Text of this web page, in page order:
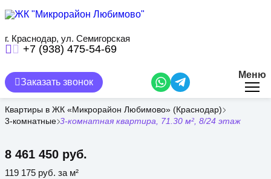
содержанию
г. Краснодар, ул. Семигорская
+7 (938) 475-54-69
Заказать звонок
Меню
Квартиры в ЖК «Микрорайон Любимово» (Краснодар)
3-комнатные 3-комнатная квартира, 71.30 м², 8/24 этаж
8 461 450 руб.
119 175 руб. за м²